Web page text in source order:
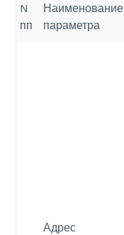
N
пп
Наименование
параметра
Адрес